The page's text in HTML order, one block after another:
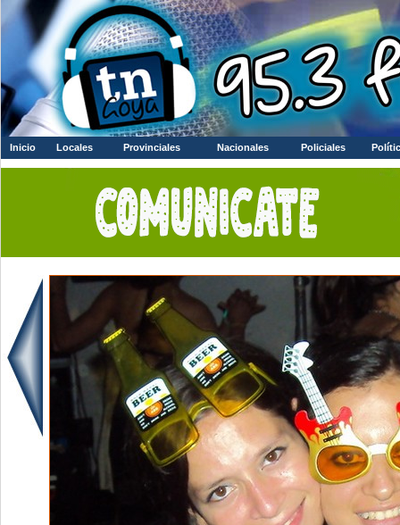
Inicio Locales Provinciales Nacionales Policiales